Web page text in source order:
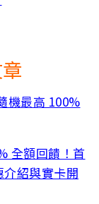
機最高 100%
全額回饋！首
介紹與實卡開